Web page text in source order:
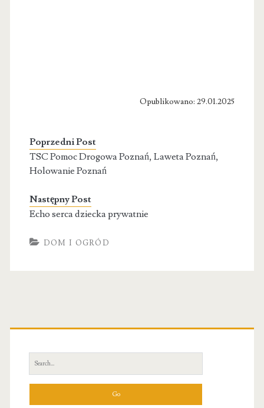
Opublikowano: 29.01.2025
Poprzedni Post
TSC Pomoc Drogowa Poznań, Laweta Poznań,
Holowanie Poznań
Następny Post
Echo serca dziecka prywatnie
DOM I OGRÓD
Primary
Sidebar
Search
for: